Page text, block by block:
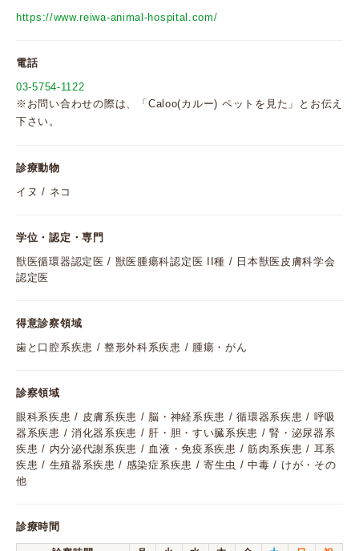
https://www.reiwa-animal-hospital.com/
電話
03-5754-1122
※お問い合わせの際は、「Caloo(カルー) ペットを見た」とお伝え
下さい。
診療動物
イヌ / ネコ
学位・認定・専門
獣医循環器認定医 / 獣医腫瘍科認定医 II種 / 日本獣医皮膚科学会
認定医
得意診察領域
歯と口腔系疾患 / 整形外科系疾患 / 腫瘍・がん
診察領域
眼科系疾患 / 皮膚系疾患 / 脳・神経系疾患 / 循環器系疾患 / 呼吸
器系疾患 / 消化器系疾患 / 肝・胆・すい臓系疾患 / 腎・泌尿器系
疾患 / 内分泌代謝系疾患 / 血液・免疫系疾患 / 筋肉系疾患 / 耳系
疾患 / 生殖器系疾患 / 感染症系疾患 / 寄生虫 / 中毒 / けが・その
他
診療時間